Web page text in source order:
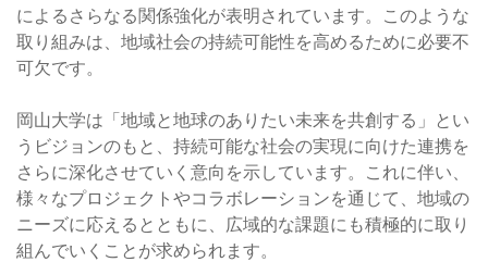
によるさらなる関係強化が表明されています。このような
取り組みは、地域社会の持続可能性を高めるために必要不
可欠です。
岡山大学は「地域と地球のありたい未来を共創する」とい
うビジョンのもと、持続可能な社会の実現に向けた連携を
さらに深化させていく意向を示しています。これに伴い、
様々なプロジェクトやコラボレーションを通じて、地域の
ニーズに応えるとともに、広域的な課題にも積極的に取り
組んでいくことが求められます。